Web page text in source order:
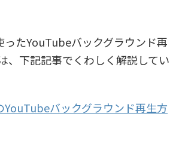
ったYouTubeバックグラウンド再
、下記記事でくわしく解説してい
YouTubeバックグラウンド再生方